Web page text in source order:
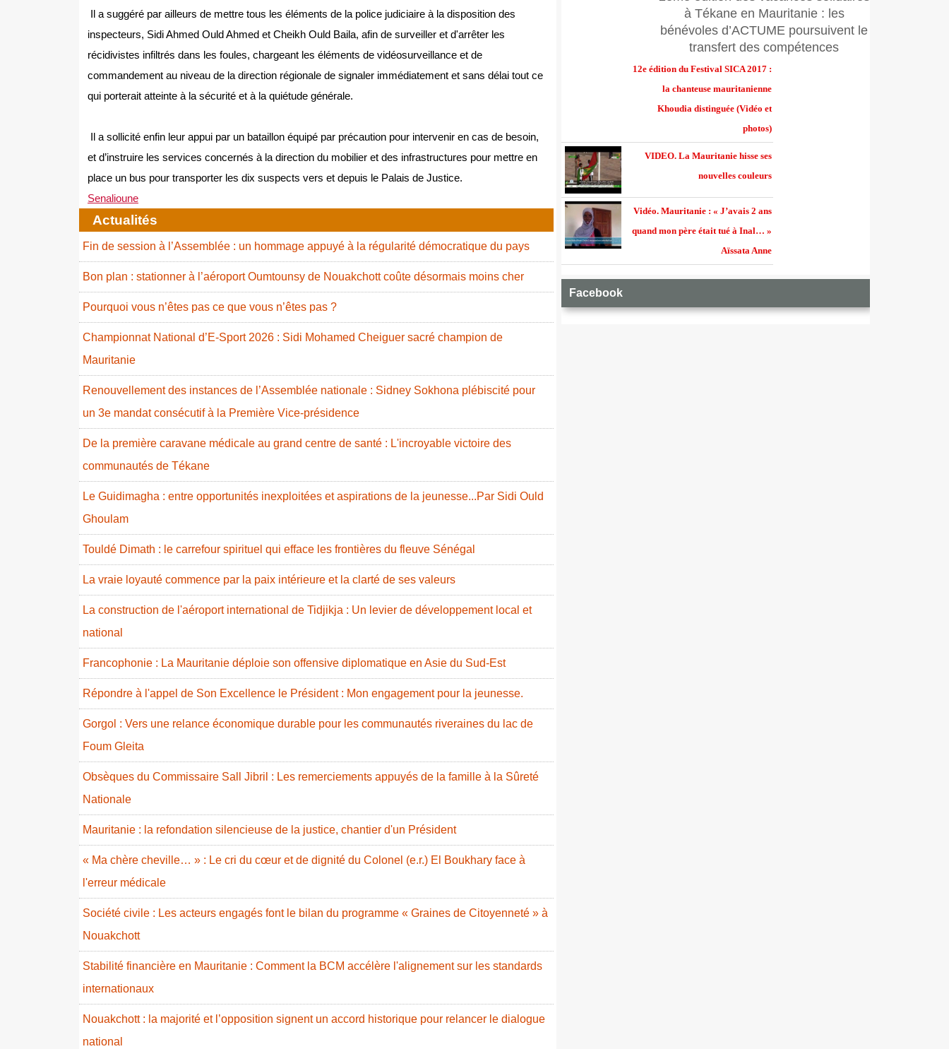
à Tékane en Mauritanie : les
bénévoles d’ACTUME poursuivent le
transfert des compétences
12e édition du Festival SICA 2017 :
la chanteuse mauritanienne
Khoudia distinguée (Vidéo et
photos)
VIDEO. La Mauritanie hisse ses
nouvelles couleurs
Vidéo. Mauritanie : « J’avais 2 ans
quand mon père était tué à Inal… »
Aïssata Anne
Facebook
Il a suggéré par ailleurs de mettre tous les éléments de la police judiciaire à la disposition des
inspecteurs, Sidi Ahmed Ould Ahmed et Cheikh Ould Baila, afin de surveiller et d'arrêter les
récidivistes infiltrés dans les foules, chargeant les éléments de vidéosurveillance et de
commandement au niveau de la direction régionale de signaler immédiatement et sans délai tout ce
qui porterait atteinte à la sécurité et à la quiétude générale.
Il a sollicité enfin leur appui par un bataillon équipé par précaution pour intervenir en cas de besoin,
et d’instruire les services concernés à la direction du mobilier et des infrastructures pour mettre en
place un bus pour transporter les dix suspects vers et depuis le Palais de Justice.
Senalioune
Actualités
Fin de session à l’Assemblée : un hommage appuyé à la régularité démocratique du pays
Bon plan : stationner à l’aéroport Oumtounsy de Nouakchott coûte désormais moins cher
Pourquoi vous n’êtes pas ce que vous n’êtes pas ?
Championnat National d’E-Sport 2026 : Sidi Mohamed Cheiguer sacré champion de
Mauritanie
Renouvellement des instances de l’Assemblée nationale : Sidney Sokhona plébiscité pour
un 3e mandat consécutif à la Première Vice-présidence
De la première caravane médicale au grand centre de santé : L'incroyable victoire des
communautés de Tékane
Le Guidimagha : entre opportunités inexploitées et aspirations de la jeunesse...Par Sidi Ould
Ghoulam
Touldé Dimath : le carrefour spirituel qui efface les frontières du fleuve Sénégal
La vraie loyauté commence par la paix intérieure et la clarté de ses valeurs
La construction de l'aéroport international de Tidjikja : Un levier de développement local et
national
Francophonie : La Mauritanie déploie son offensive diplomatique en Asie du Sud-Est
Répondre à l'appel de Son Excellence le Président : Mon engagement pour la jeunesse.
Gorgol : Vers une relance économique durable pour les communautés riveraines du lac de
Foum Gleita
Obsèques du Commissaire Sall Jibril : Les remerciements appuyés de la famille à la Sûreté
Nationale
Mauritanie : la refondation silencieuse de la justice, chantier d'un Président
« Ma chère cheville… » : Le cri du cœur et de dignité du Colonel (e.r.) El Boukhary face à
l'erreur médicale
Société civile : Les acteurs engagés font le bilan du programme « Graines de Citoyenneté » à
Nouakchott
Stabilité financière en Mauritanie : Comment la BCM accélère l'alignement sur les standards
internationaux
Nouakchott : la majorité et l’opposition signent un accord historique pour relancer le dialogue
national